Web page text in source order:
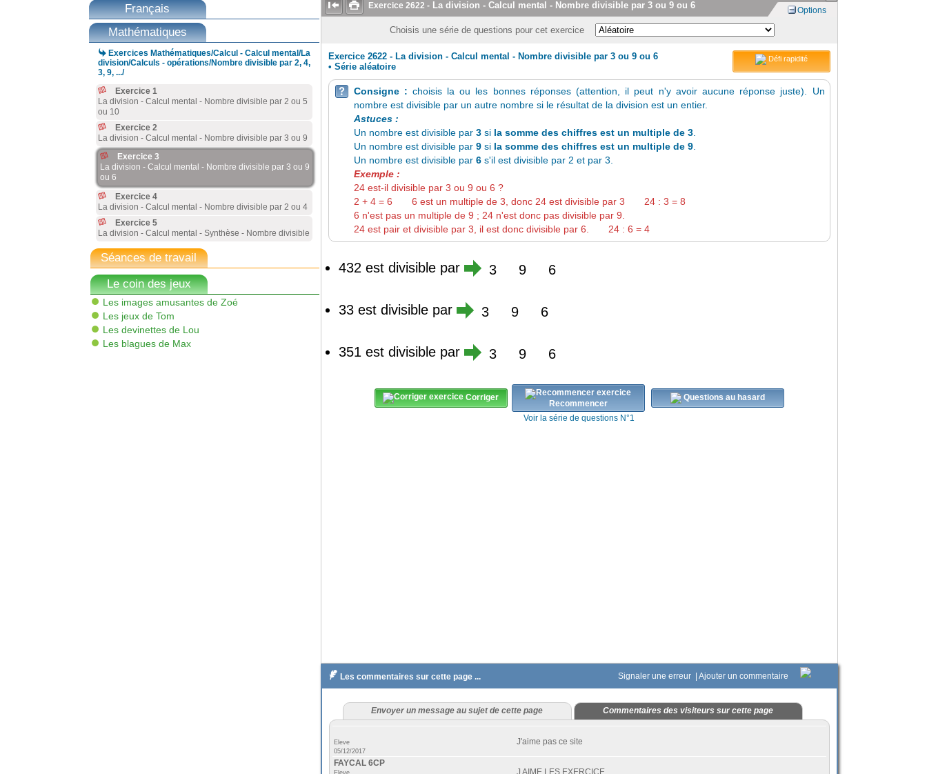
Français
Mathématiques
 Exercices Mathématiques/Calcul - Calcul mental/La
division/Calculs - opérations/Nombre divisible par 2, 4,
3, 9, .../
Exercice 1
La division - Calcul mental - Nombre divisible par 2 ou 5
ou 10
Exercice 2
La division - Calcul mental - Nombre divisible par 3 ou 9
Exercice 3
La division - Calcul mental - Nombre divisible par 3 ou 9
ou 6
Exercice 4
La division - Calcul mental - Nombre divisible par 2 ou 4
Exercice 5
La division - Calcul mental - Synthèse - Nombre divisible
Séances de travail
Le coin des jeux
Les images amusantes de Zoé
Les jeux de Tom
Les devinettes de Lou
Les blagues de Max
  Exercice 2622 - La division - Calcul mental - Nombre divisible par 3 ou 9 ou 6 Options
Choisis une série de questions pour cet exercice
Défi rapidité
Exercice 2622 - La division - Calcul mental - Nombre divisible par 3 ou 9 ou 6
• Série aléatoire
 Consigne : choisis la ou les bonnes réponses (attention, il peut n'y avoir aucune réponse juste). Un
nombre est divisible par un autre nombre si le résultat de la division est un entier.
Astuces :
Un nombre est divisible par 3si la somme des chiffres est un multiple de 3.
Un nombre est divisible par 9si la somme des chiffres est un multiple de 9.
Un nombre est divisible par 6s'il est divisible par 2 et par 3.
Exemple :
24 est-il divisible par 3 ou 9 ou 6 ?
2 + 4 = 6 6 est un multiple de 3, donc 24 est divisible par 3 24 : 3 = 8
6 n'est pas un multiple de 9 ; 24 n'est donc pas divisible par 9.
24 est pair et divisible par 3, il est donc divisible par 6. 24 : 6 = 4
432 est divisible par 3 9 6
33 est divisible par 3 9 6
351 est divisible par 3 9 6
Corriger
Recommencer
Questions au hasard
Voir la série de questions N°1
 Les commentaires sur cette page ... Signaler une erreur Ajouter un commentaire
Envoyer un message au sujet de cette page Commentaires des visiteurs sur cette page
Eleve
05/12/2017
J'aime pas ce site
FAYCAL 6CP
Eleve
J AIME LES EXERCICE